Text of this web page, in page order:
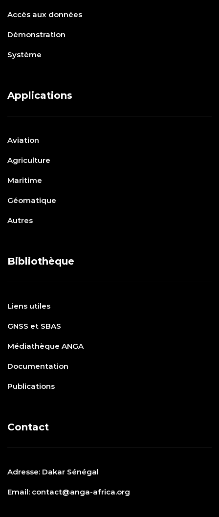
Accès aux données
Démonstration
Système
Applications
Aviation
Agriculture
Maritime
Géomatique
Autres
Bibliothèque
Liens utiles
GNSS et SBAS
Médiathèque ANGA
Documentation
Publications
Contact
Adresse: Dakar Sénégal
Email: contact@anga-africa.org